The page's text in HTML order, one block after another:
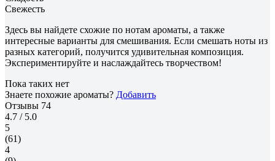
Свежесть
Здесь вы найдете схожие по нотам ароматы, а также
интересные варианты для смешивания. Если смешать ноты из
разных категорий, получится удивительная композиция.
Экспериментируйте и наслаждайтесь творчеством!
Пока таких нет
Знаете похожие ароматы? Добавить
Отзывы 74
4.7 / 5.0
5
(61)
4